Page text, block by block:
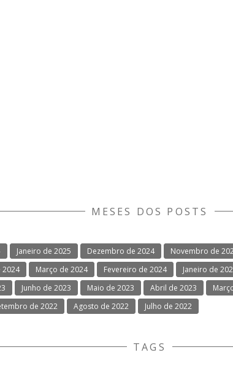
MESES DOS POSTS
Janeiro de 2025 Dezembro de 2024 Novembro de
2024 Março de 2024 Fevereiro de 2024 Janeiro de
Junho de 2023 Maio de 2023 Abril de 2023
de 2022 Agosto de 2022 Julho de 2022
TAGS